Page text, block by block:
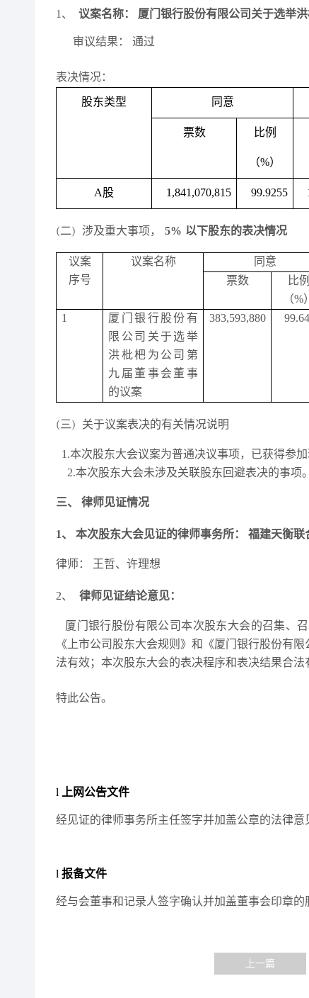
1、 议案名称： 厦门银行股份有限公司关于选举
审议结果： 通过
表决情况：
股东类型 同意
票数 比例
（%）
A股 1,841,070,815 99.9255
(二) 涉及重大事项， 5% 以下股东的表决情况
议案
序号
议案名称 同意
票数
比例
（%）
1
厦门银行股份有
限公司关于选举
洪枇杷为公司第
九届董事会董事
的议案
383,593,880
(三) 关于议案表决的有关情况说明
1.本次股东大会议案为普通决议事项，已获得参
2.本次股东大会未涉及关联股东回避表决的事项。
三、 律师见证情况
1、 本次股东大会见证的律师事务所： 福建天衡联
律师： 王哲、许理想
2、 律师见证结论意见：
厦门银行股份有限公司本次股东大会的召集、
《上市公司股东大会规则》和《厦门银行股份有
法有效；本次股东大会的表决程序和表决结果合法
特此公告。
l 上网公告文件
经见证的律师事务所主任签字并加盖公章的法律意
l 报备文件
经与会董事和记录人签字确认并加盖董事会印章的
上一篇